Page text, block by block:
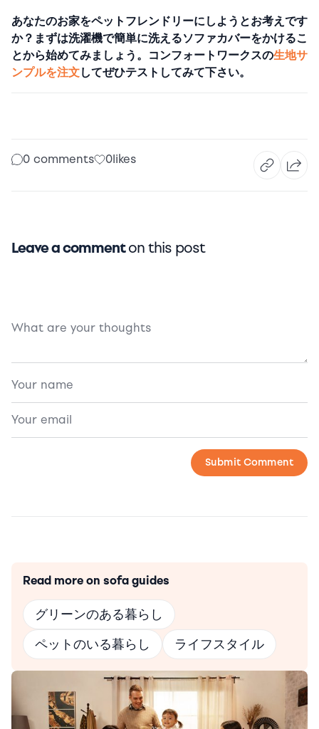
あなたのお家をペットフレンドリーにしようとお考えです
か？まずは洗濯機で簡単に洗えるソファカバーをかけるこ
とから始めてみましょう。コンフォートワークスの生地サ
ンプルを注文してぜひテストしてみて下さい。
0 comments 0likes
Leave a commenton this post
Read more on sofa guides
グリーンのある暮らし
ペットのいる暮らし
ライフスタイル